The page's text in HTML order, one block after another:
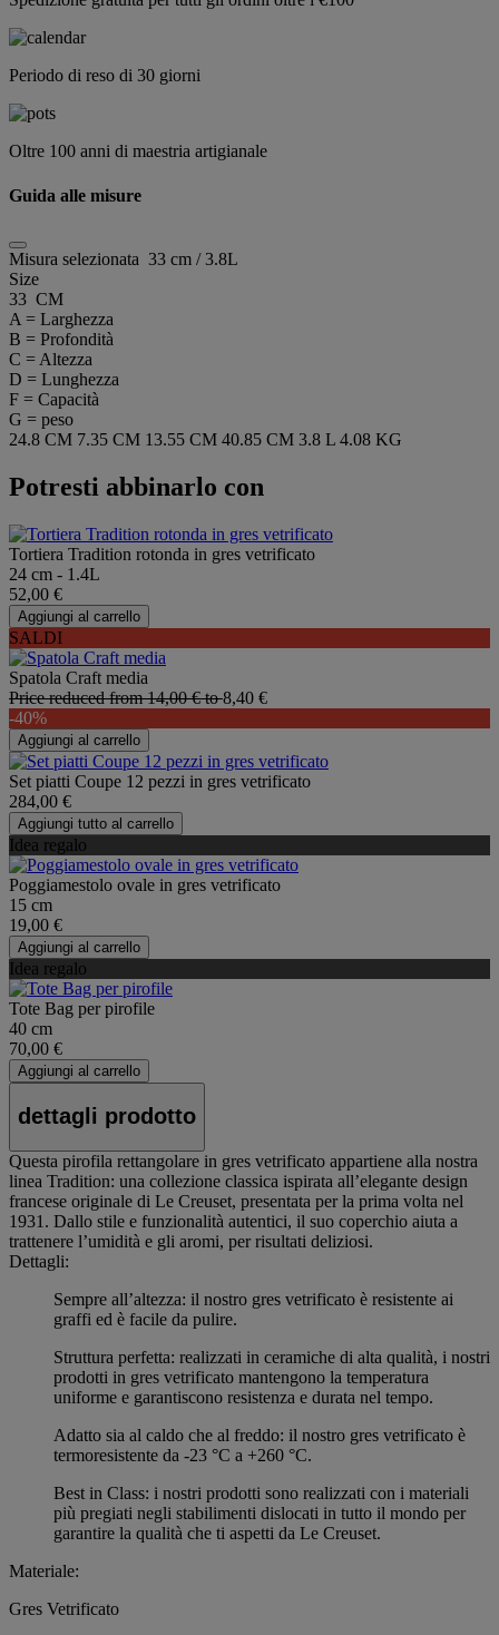
Periodo di reso di 30 giorni
Oltre 100 anni di maestria artigianale
Guida alle misure
Misura selezionata 33 cm / 3.8L
Size
33 CM
A = Larghezza
B = Profondità
C = Altezza
D = Lunghezza
F = Capacità
G = peso
24.8 CM 7.35 CM 13.55 CM 40.85 CM 3.8 L 4.08 KG
Potresti abbinarlo con
Tortiera Tradition rotonda in gres vetrificato
24 cm - 1.4L
52,00 €
Aggiungi al carrello
SALDI
Spatola Craft media
Price reduced from14,00 €to8,40 €
-40%
Aggiungi al carrello
Set piatti Coupe 12 pezzi in gres vetrificato
284,00 €
Aggiungi tutto al carrello
Idea regalo
Poggiamestolo ovale in gres vetrificato
15 cm
19,00 €
Aggiungi al carrello
Idea regalo
Tote Bag per pirofile
40 cm
70,00 €
Aggiungi al carrello
dettagli prodotto
Questa pirofila rettangolare in gres vetrificato appartiene alla nostra
linea Tradition: una collezione classica ispirata all’elegante design
francese originale di Le Creuset, presentata per la prima volta nel
1931. Dallo stile e funzionalità autentici, il suo coperchio aiuta a
trattenere l’umidità e gli aromi, per risultati deliziosi.
Dettagli:
Sempre all’altezza: il nostro gres vetrificato è resistente ai
graffi ed è facile da pulire.
Struttura perfetta: realizzati in ceramiche di alta qualità, i nostri
prodotti in gres vetrificato mantengono la temperatura
uniforme e garantiscono resistenza e durata nel tempo.
Adatto sia al caldo che al freddo: il nostro gres vetrificato è
termoresistente da -23 °C a +260 °C.
Best in Class: i nostri prodotti sono realizzati con i materiali
più pregiati negli stabilimenti dislocati in tutto il mondo per
garantire la qualità che ti aspetti da Le Creuset.
Materiale:
Gres Vetrificato